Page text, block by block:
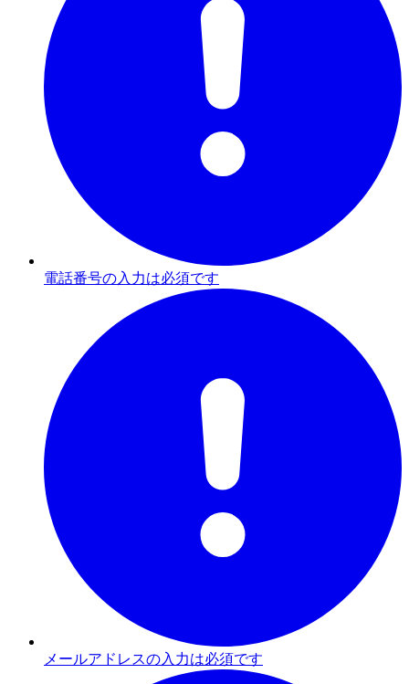
電話番号の入力は必須です
メールアドレスの入力は必須です